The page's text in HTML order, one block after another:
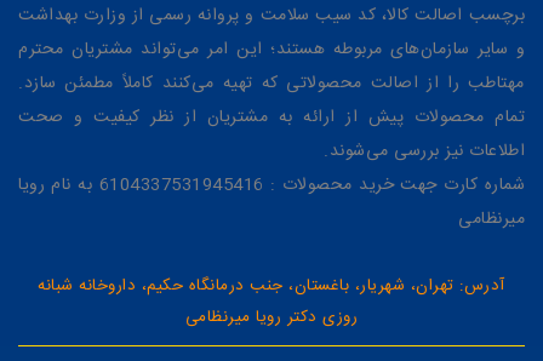
برچسب اصالت کالا، کد سیب سلامت و پروانه رسمی از وزارت بهداشت
و سایر سازمان‌های مربوطه هستند؛ این امر می‌تواند مشتریان محترم
مهتاطب را از اصالت محصولاتی که تهیه می‌کنند کاملاً مطمئن سازد.
تمام محصولات پیش از ارائه به مشتریان از نظر کیفیت و صحت
اطلاعات نیز بررسی می‌شوند.
شماره کارت جهت خرید محصولات : 6104337531945416 به نام رویا
میرنظامی
آدرس: تهران، شهریار، باغستان، جنب درمانگاه حکیم، داروخانه شبانه
روزی دکتر رویا میرنظامی